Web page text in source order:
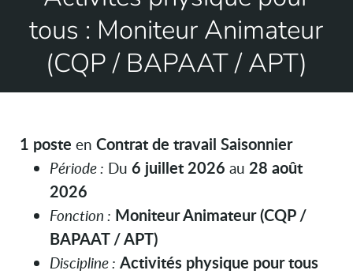
tous : Moniteur Animateur
(CQP / BAPAAT / APT)
1 poste en Contrat de travail Saisonnier
Période : Du 6 juillet 2026 au 28 août
2026
Fonction : Moniteur Animateur (CQP /
BAPAAT / APT)
Discipline : Activités physique pour tous